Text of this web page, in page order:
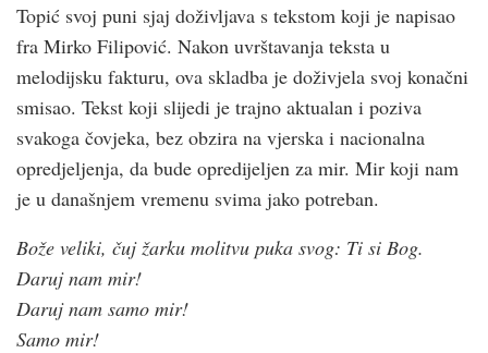
Topić svoj puni sjaj doživljava s tekstom koji je napisao
fra Mirko Filipović. Nakon uvrštavanja teksta u
melodijsku fakturu, ova skladba je doživjela svoj konačni
smisao. Tekst koji slijedi je trajno aktualan i poziva
svakoga čovjeka, bez obzira na vjerska i nacionalna
opredjeljenja, da bude opredijeljen za mir. Mir koji nam
je u današnjem vremenu svima jako potreban.
Bože veliki, čuj žarku molitvu puka svog: Ti si Bog.
Daruj nam mir!
Daruj nam samo mir!
Samo mir!